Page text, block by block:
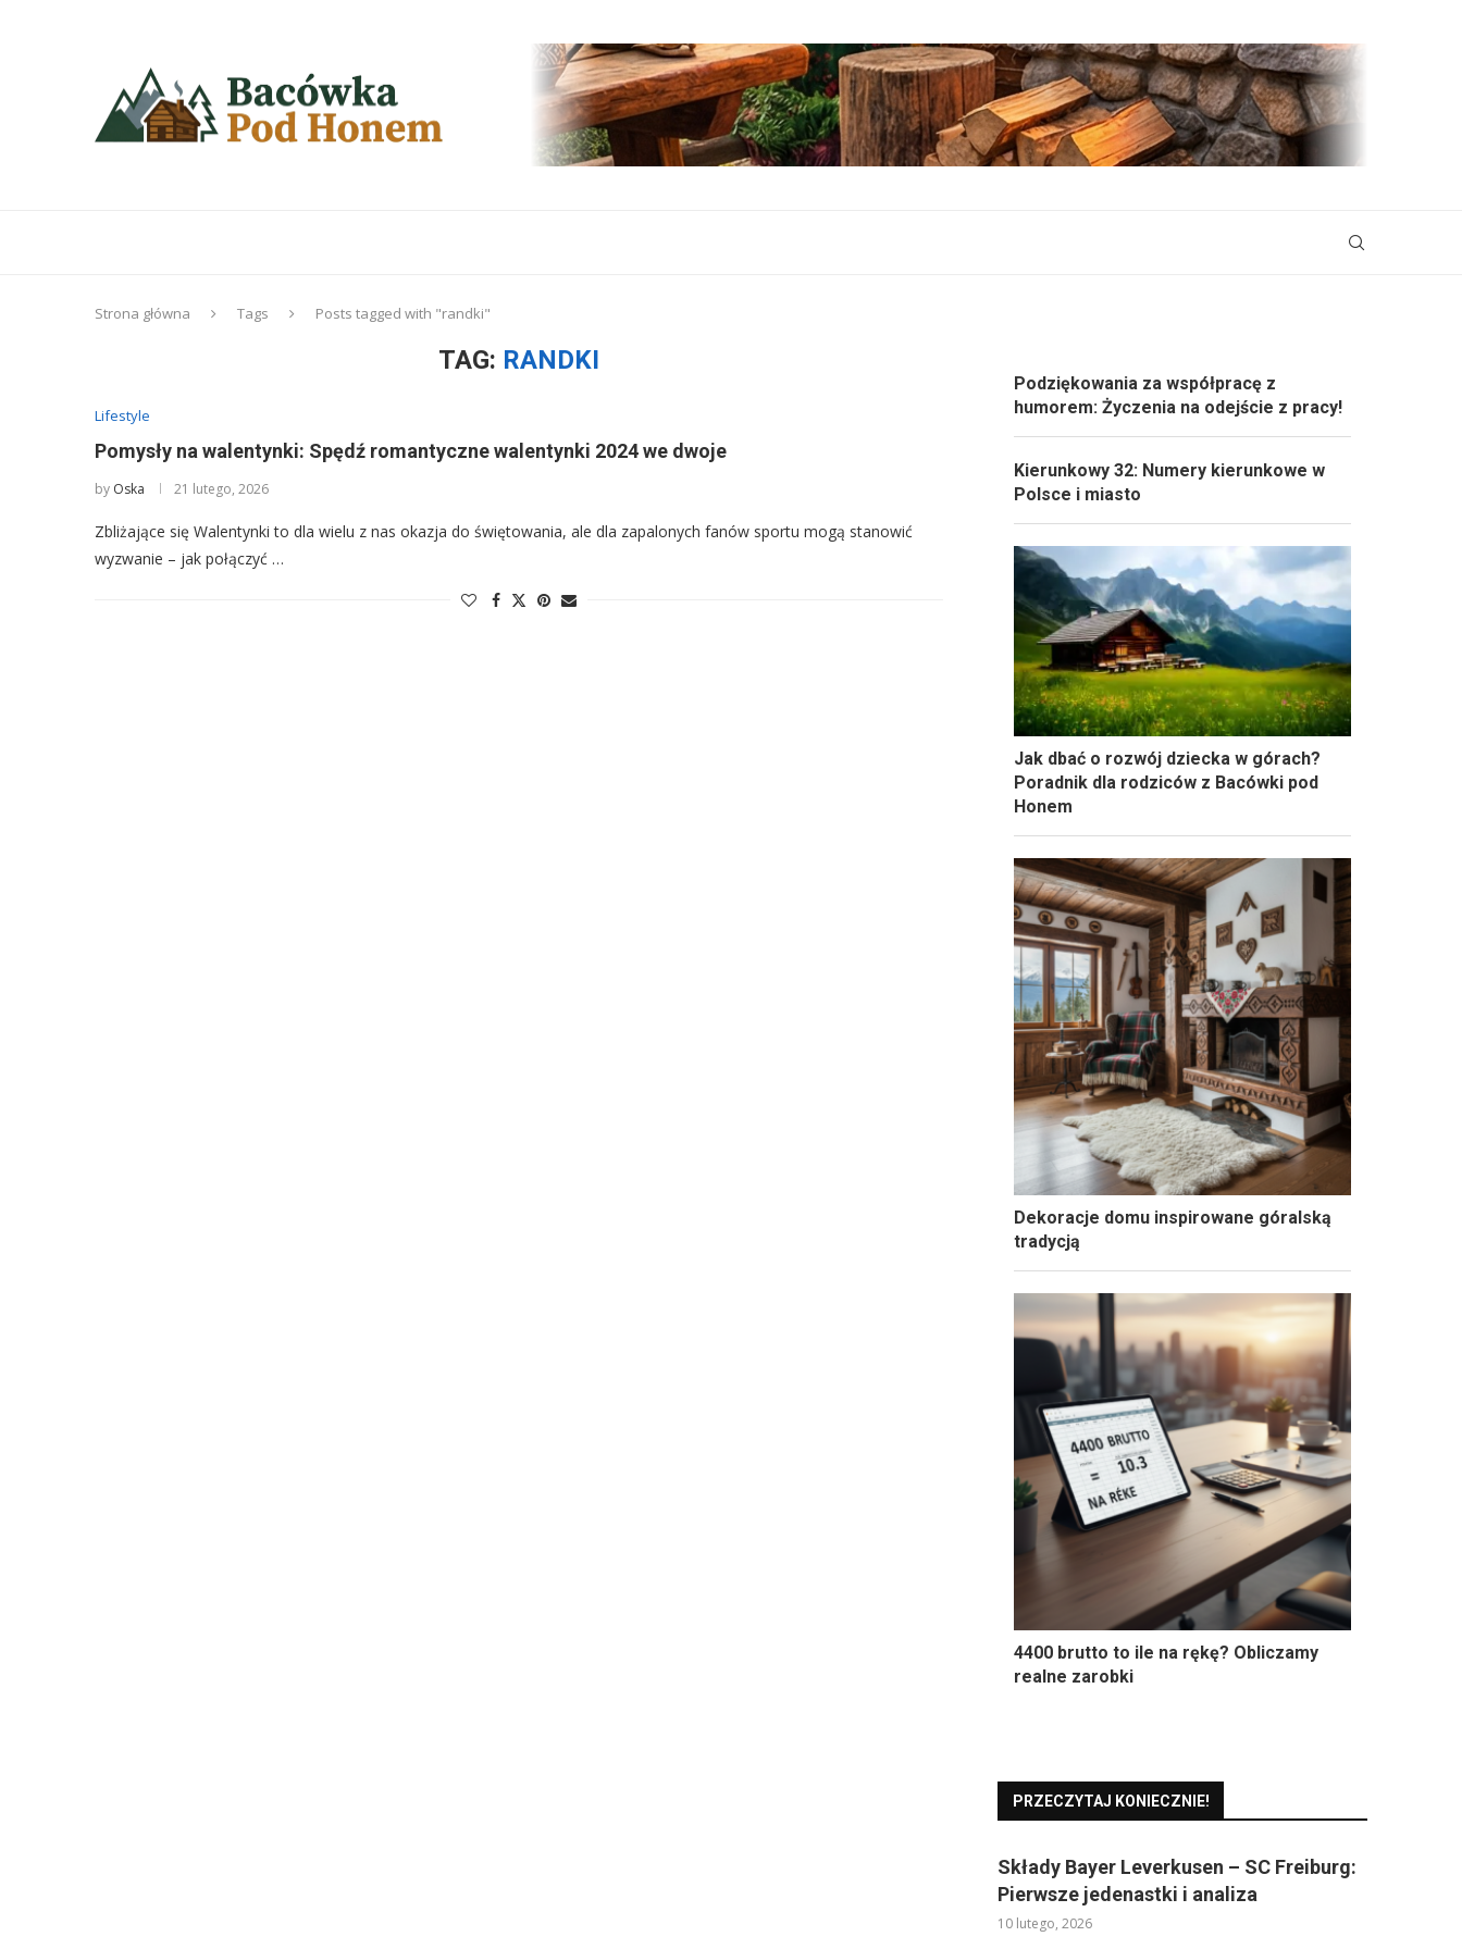
Strona główna Tags Posts tagged with "randki"
TAG: RANDKI
Lifestyle
Pomysły na walentynki: Spędź romantyczne walentynki 2024 we dwoje
by Oska 21 lutego, 2026
Zbliżające się Walentynki to dla wielu z nas okazja do świętowania, ale dla zapalonych fanów sportu mogą stanowić
wyzwanie – jak połączyć …
Podziękowania za współpracę z
humorem: Życzenia na odejście z pracy!
Kierunkowy 32: Numery kierunkowe w
Polsce i miasto
Jak dbać o rozwój dziecka w górach?
Poradnik dla rodziców z Bacówki pod
Honem
Dekoracje domu inspirowane góralską
tradycją
4400 brutto to ile na rękę? Obliczamy
realne zarobki
PRZECZYTAJ KONIECZNIE!
Składy Bayer Leverkusen – SC Freiburg:
Pierwsze jedenastki i analiza
10 lutego, 2026